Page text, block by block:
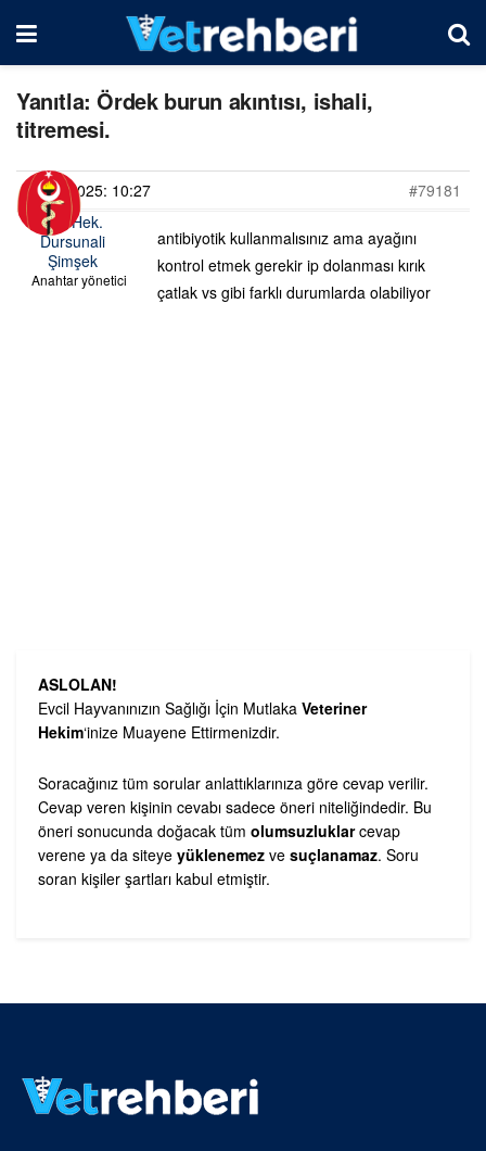
Yanıtla: Ördek burun akıntısı, ishali,
titremesi.
02/05/2025: 10:27
#79181
Vet. Hek.
Dursunali
Şimşek
Anahtar yönetici
antibiyotik kullanmalısınız ama ayağını
kontrol etmek gerekir ip dolanması kırık
çatlak vs gibi farklı durumlarda olabiliyor
ASLOLAN!
Evcil Hayvanınızın Sağlığı İçin Mutlaka Veteriner
Hekim‘inize Muayene Ettirmenizdir.
Soracağınız tüm sorular anlattıklarınıza göre cevap verilir.
Cevap veren kişinin cevabı sadece öneri niteliğindedir. Bu
öneri sonucunda doğacak tüm olumsuzluklarcevap
verene ya da siteye yüklenemez ve suçlanamaz. Soru
soran kişiler şartları kabul etmiştir.